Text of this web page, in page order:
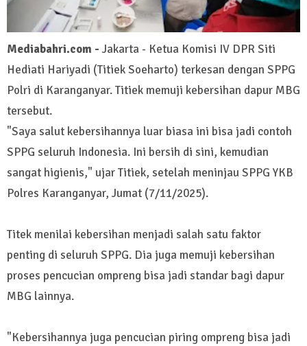
Mediabahri.com - Jakarta - Ketua Komisi IV DPR Siti
Hediati Hariyadi (Titiek Soeharto) terkesan dengan SPPG
Polri di Karanganyar. Titiek memuji kebersihan dapur MBG
tersebut.
"Saya salut kebersihannya luar biasa ini bisa jadi contoh
SPPG seluruh Indonesia. Ini bersih di sini, kemudian
sangat higienis," ujar Titiek, setelah meninjau SPPG YKB
Polres Karanganyar, Jumat (7/11/2025).
Titek menilai kebersihan menjadi salah satu faktor
penting di seluruh SPPG. Dia juga memuji kebersihan
proses pencucian ompreng bisa jadi standar bagi dapur
MBG lainnya.
"Kebersihannya juga pencucian piring ompreng bisa jadi